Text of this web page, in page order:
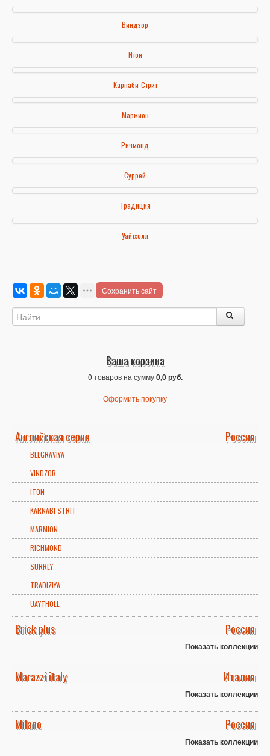
Виндзор
Итон
Карнаби-Стрит
Мармион
Ричмонд
Суррей
Традиция
Уайтхолл
Сохранить сайт
Ваша корзина
0 товаров на сумму0,0 руб.
Оформить покупку
Английская серия Россия
BELGRAVIYA
VINDZOR
ITON
KARNABI STRIT
MARMION
RICHMOND
SURREY
TRADIZIYA
UAYTHOLL
Brick plus Россия
Показать коллекции
Marazzi italy Италия
Показать коллекции
Milano Россия
Показать коллекции